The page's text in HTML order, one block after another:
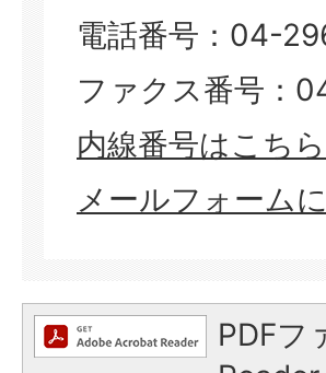
電話番号：04-
ファクス番号：
内線番号はこち
メールフォーム
PDFフ